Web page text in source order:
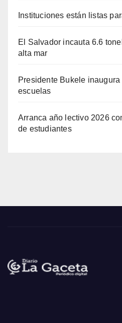
Instituciones están listas
El Salvador incauta 6.6
alta mar
Presidente Bukele
escuelas
Arranca año lectivo 2026
de estudiantes